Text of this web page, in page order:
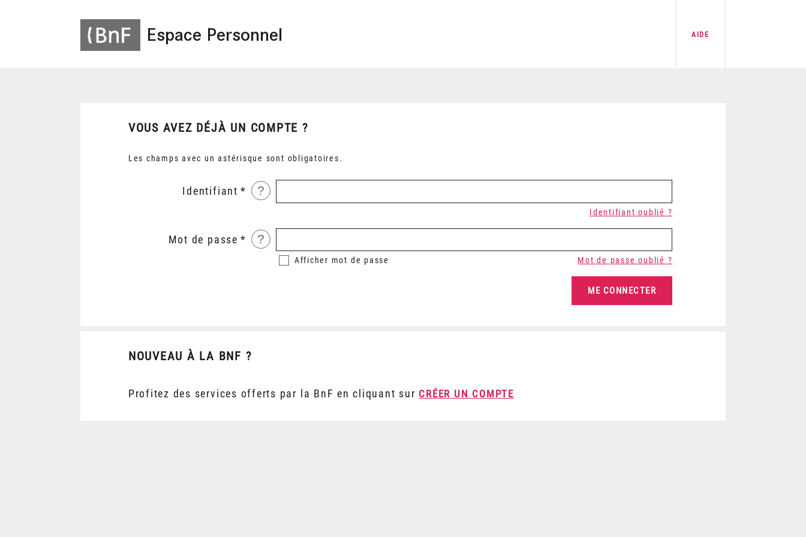
Espace Personnel AIDE
VOUS AVEZ DÉJÀ UN COMPTE ?
Les champs avec un astérisque sont obligatoires.
Identifiant ?
Identifiant oublié ?
Mot de passe ?
Afficher mot de passe Mot de passe oublié ?
NOUVEAU À LA BNF ?
Profitez des services offerts par la BnF en cliquant sur CRÉER UN COMPTE